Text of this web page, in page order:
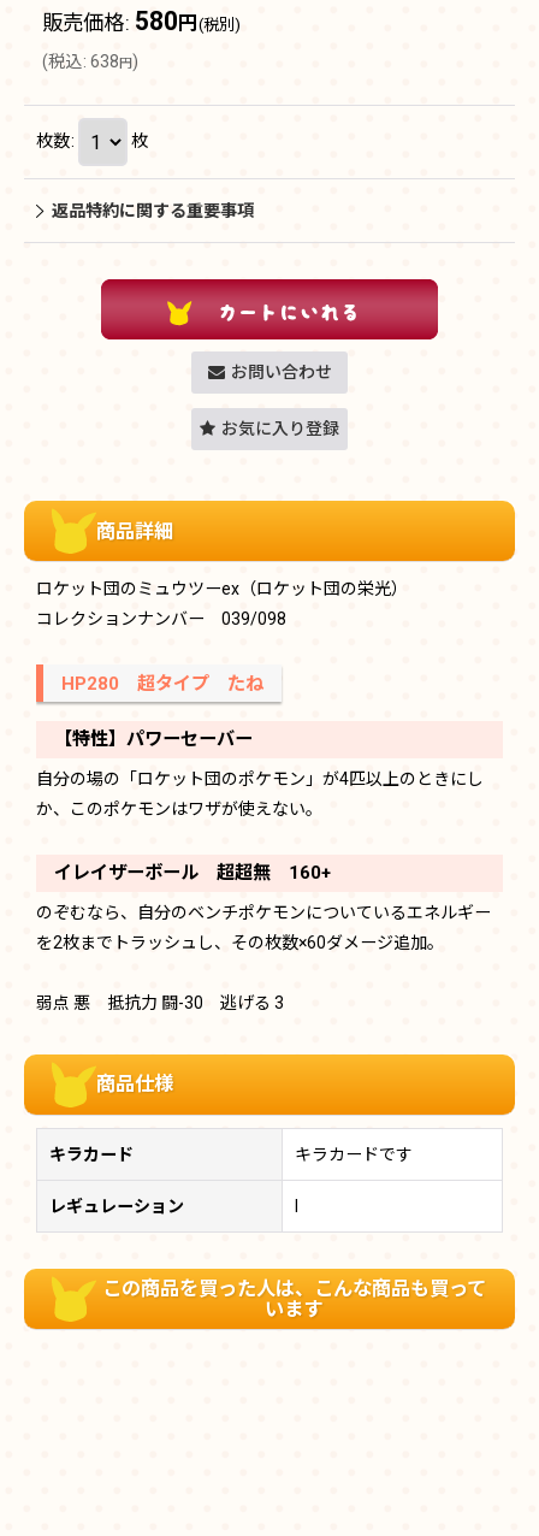
販売価格: 580 円 (税別)
(税込: 638 円 )
枚数: 枚
返品特約に関する重要事項
お問い合わせ
お気に入り登録
商品詳細
ロケット団のミュウツーex（ロケット団の栄光）
コレクションナンバー 039/098
HP280 超タイプ たね
【特性】パワーセーバー
自分の場の「ロケット団のポケモン」が4匹以上のときにし
か、このポケモンはワザが使えない。
イレイザーボール 超超無 160+
のぞむなら、自分のベンチポケモンについているエネルギー
を2枚までトラッシュし、その枚数×60ダメージ追加。
弱点 悪 抵抗力 闘-30 逃げる 3
商品仕様
キラカード キラカードです
レギュレーション
この商品を買った人は、こんな商品も買って
います